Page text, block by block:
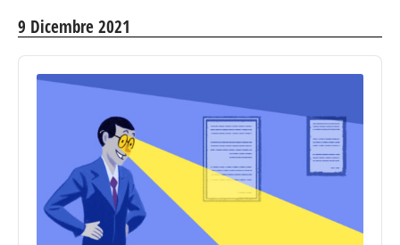
9 Dicembre 2021
Audio
Player